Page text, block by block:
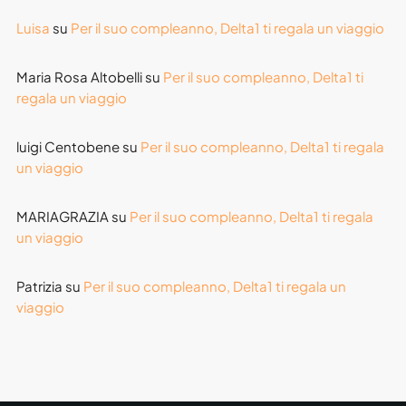
Luisa su Per il suo compleanno, Delta1 ti regala un viaggio
Maria Rosa Altobellisu Per il suo compleanno, Delta1 ti
regala un viaggio
luigi Centobenesu Per il suo compleanno, Delta1 ti regala
un viaggio
MARIAGRAZIA su Per il suo compleanno, Delta1 ti regala
un viaggio
Patrizia su Per il suo compleanno, Delta1 ti regala un
viaggio